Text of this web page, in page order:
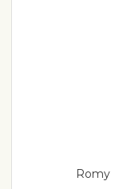
Romy